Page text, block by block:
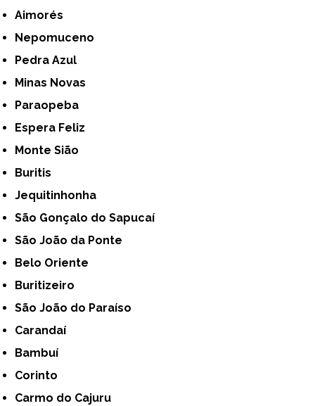
Aimorés
Nepomuceno
Pedra Azul
Minas Novas
Paraopeba
Espera Feliz
Monte Sião
Buritis
Jequitinhonha
São Gonçalo do Sapucaí
São João da Ponte
Belo Oriente
Buritizeiro
São João do Paraíso
Carandaí
Bambuí
Corinto
Carmo do Cajuru